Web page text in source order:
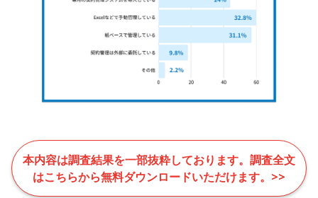
本内容は調査結果を一部抜粋しております。調査全文
はこちらから無料ダウンロードいただけます。>>